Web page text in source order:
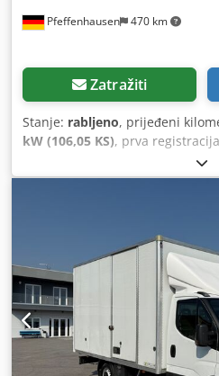
Pfeffenhausen 470 km
Zatražiti
Stanje: rabljeno, prijeđeni
kW (106,05 KS), prva
3.500 kg,
emisijska klasa:Euro 4, broj
elektronički program